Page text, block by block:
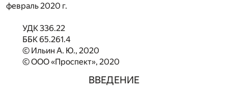
февраль 2020 г.
УДК 336.22
ББК 65.261.4
© Ильин А. Ю., 2020
© ООО «Проспект», 2020
ВВЕДЕНИЕ